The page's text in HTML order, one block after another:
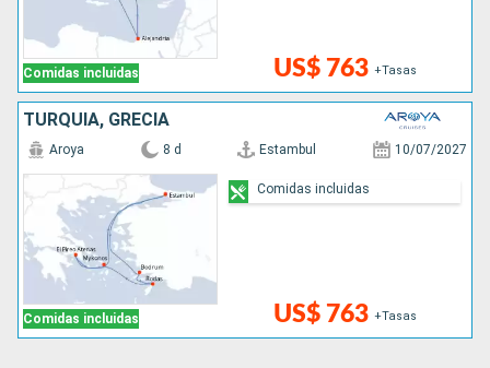
Comidas incluidas US$ 763 +Tasas
TURQUÍA, GRECIA
Comidas incluidas
Aroya 8 d Estambul 10/07/2027
US$ 763 +Tasas
Comidas incluidas